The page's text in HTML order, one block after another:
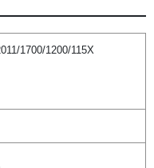
1700/1200/115X